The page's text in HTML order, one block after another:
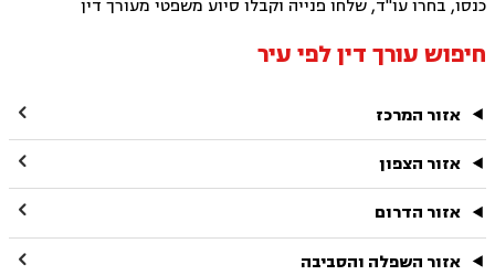
כנסו, בחרו עו"ד, שלחו פנייה וקבלו סיוע משפטי מעורך דין
חיפוש עורך דין לפי עיר
אזור המרכז 
אזור הצפון 
אזור הדרום 
אזור השפלה והסביבה 